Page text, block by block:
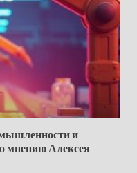
и
мнению Алексея